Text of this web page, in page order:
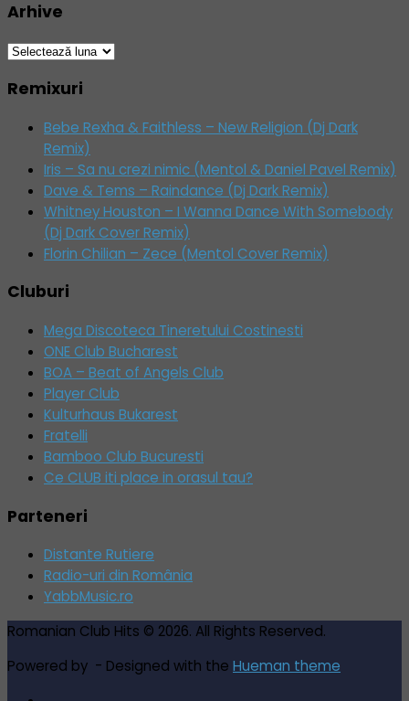
Arhive
Arhive
Remixuri
Bebe Rexha & Faithless – New Religion (Dj Dark
Remix)
Iris – Sa nu crezi nimic (Mentol & Daniel Pavel Remix)
Dave & Tems – Raindance (Dj Dark Remix)
Whitney Houston – I Wanna Dance With Somebody
(Dj Dark Cover Remix)
Florin Chilian – Zece (Mentol Cover Remix)
Cluburi
Mega Discoteca Tineretului Costinesti
ONE Club Bucharest
BOA – Beat of Angels Club
Player Club
Kulturhaus Bukarest
Fratelli
Bamboo Club Bucuresti
Ce CLUB iti place in orasul tau?
Parteneri
Distante Rutiere
Radio-uri din România
YabbMusic.ro
Romanian Club Hits © 2026. All Rights Reserved.
Powered by - Designed with the Hueman theme